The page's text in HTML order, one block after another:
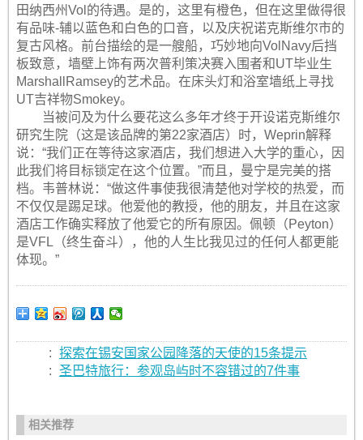
田纳西州Vol的待遇。是的，这里有橙色，但在这里做得很
有品味-辅以蓝色和白色的口音，以及庆祝诺克斯维尔市的
复古风格。前台描绘的是一艘船，巧妙地向VolNavy后挡
板致意，墙壁上饰有两次普利策决赛入围者和UT毕业生
MarshallRamsey的艺术品。在床头灯和浴室墙纸上寻找
UT吉祥物Smokey。
当被问及为什么要花这么多年才终于开设诺克斯维尔
研究生院（这是该品牌的第22家酒店）时，Weprin解释
说：“我们正在等待这家酒店，我们想进入大学的重心，因
此我们将目标锁定在这个位置。”而且，曼宁是完美的搭
档。韦普林说：“做这件事使我很清楚他对学校的热爱，而
不仅仅是踢足球。他爱他的教授，他的朋友，并且在这家
酒店工作确实释放了他爱它的所有原因。佩顿（Peyton）
是VFL（终生奋斗），他的人生比我见过的任何人都更能
体现。”
: 探索在锡安国家公园降落的天使的15条提示
: 圣巴特旅行：参观岛屿时不容错过的7件事
相关推荐